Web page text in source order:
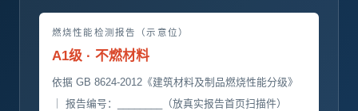
燃烧性能检测报告（示意位）
A1级 · 不燃材料
依据 GB 8624-2012《建筑材料及制品燃烧性能分级》
｜ 报告编号：________（放真实报告首页扫描件）